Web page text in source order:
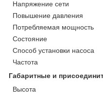
Напряжение сети
Повышение давления
Потребляемая мощность
Состояние
Способ установки насоса
Частота
Габаритные и
Высота